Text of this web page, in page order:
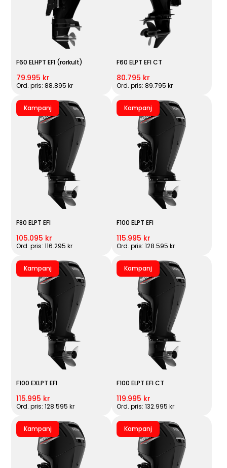
F60 ELHPT EFI (rorkult)
79.995 kr
Ord. pris: 88.895 kr
F60 ELPT EFI CT
80.795 kr
Ord. pris: 89.795 kr
Kampanj
F80 ELPT EFI
105.095 kr
Ord. pris: 116.295 kr
Kampanj
F100 ELPT EFI
115.995 kr
Ord. pris: 128.595 kr
Kampanj
F100 EXLPT EFI
115.995 kr
Ord. pris: 128.595 kr
Kampanj
F100 ELPT EFI CT
119.995 kr
Ord. pris: 132.995 kr
Kampanj Kampanj